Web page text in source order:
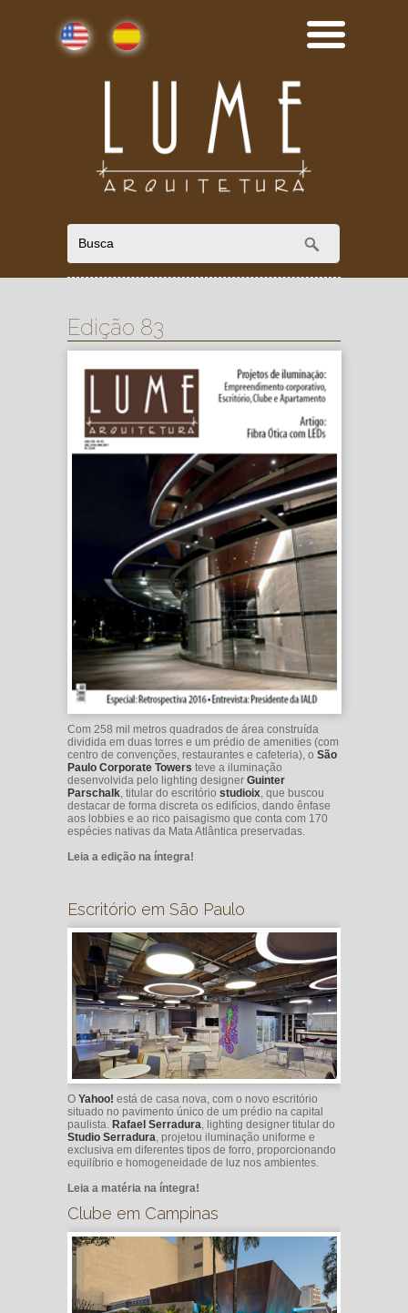
English Español
Edição 83
Com 258 mil metros quadrados de área construída
dividida em duas torres e um prédio de amenities (com
centro de convenções, restaurantes e cafeteria), o São
Paulo Corporate Towers teve a iluminação
desenvolvida pelo lighting designer Guinter
Parschalk, titular do escritório studioix, que buscou
destacar de forma discreta os edifícios, dando ênfase
aos lobbies e ao rico paisagismo que conta com 170
espécies nativas da Mata Atlântica preservadas.
Leia a edição na íntegra!
Escritório em São Paulo
O Yahoo! está de casa nova, com o novo escritório
situado no pavimento único de um prédio na capital
paulista. Rafael Serradura, lighting designer titular do
Studio Serradura, projetou iluminação uniforme e
exclusiva em diferentes tipos de forro, proporcionando
equilíbrio e homogeneidade de luz nos ambientes.
Leia a matéria na íntegra!
Clube em Campinas